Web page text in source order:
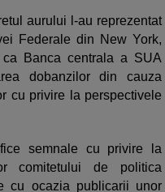
aurului l-au reprezentat
Federale din New York,
Banca centrala a SUA
dobanzilor din cauza
cu privire la perspectivele
semnale cu privire la
comitetului de politica
cu ocazia publicarii unor